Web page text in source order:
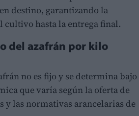
destino, garantizando la
cultivo hasta la entrega final.
del azafrán por kilo
no es fijo y se determina bajo
que varía según la oferta de
y las normativas arancelarias de